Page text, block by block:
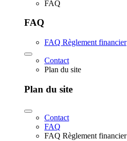
FAQ
FAQ
FAQ Règlement financier
Contact
Plan du site
Plan du site
Contact
FAQ
FAQ Règlement financier